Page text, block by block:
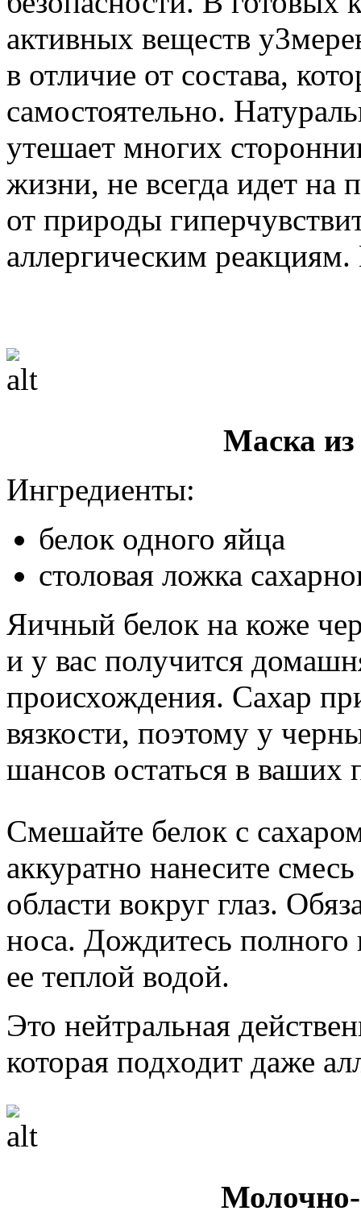
активных веществ
в отличие от состава,
самостоятельно.
утешает многих
жизни, не всегда идет на
от природы
аллергическим
Маска из
Ингредиенты:
белок одного яйца
столовая ложка
Яичный белок на коже
и у вас получится
происхождения. Сахар
вязкости, поэтому у
шансов остаться в ваших
Смешайте белок с
аккуратно нанесите
области вокруг глаз.
носа. Дождитесь
ее теплой водой.
Это нейтральная
которая подходит даже